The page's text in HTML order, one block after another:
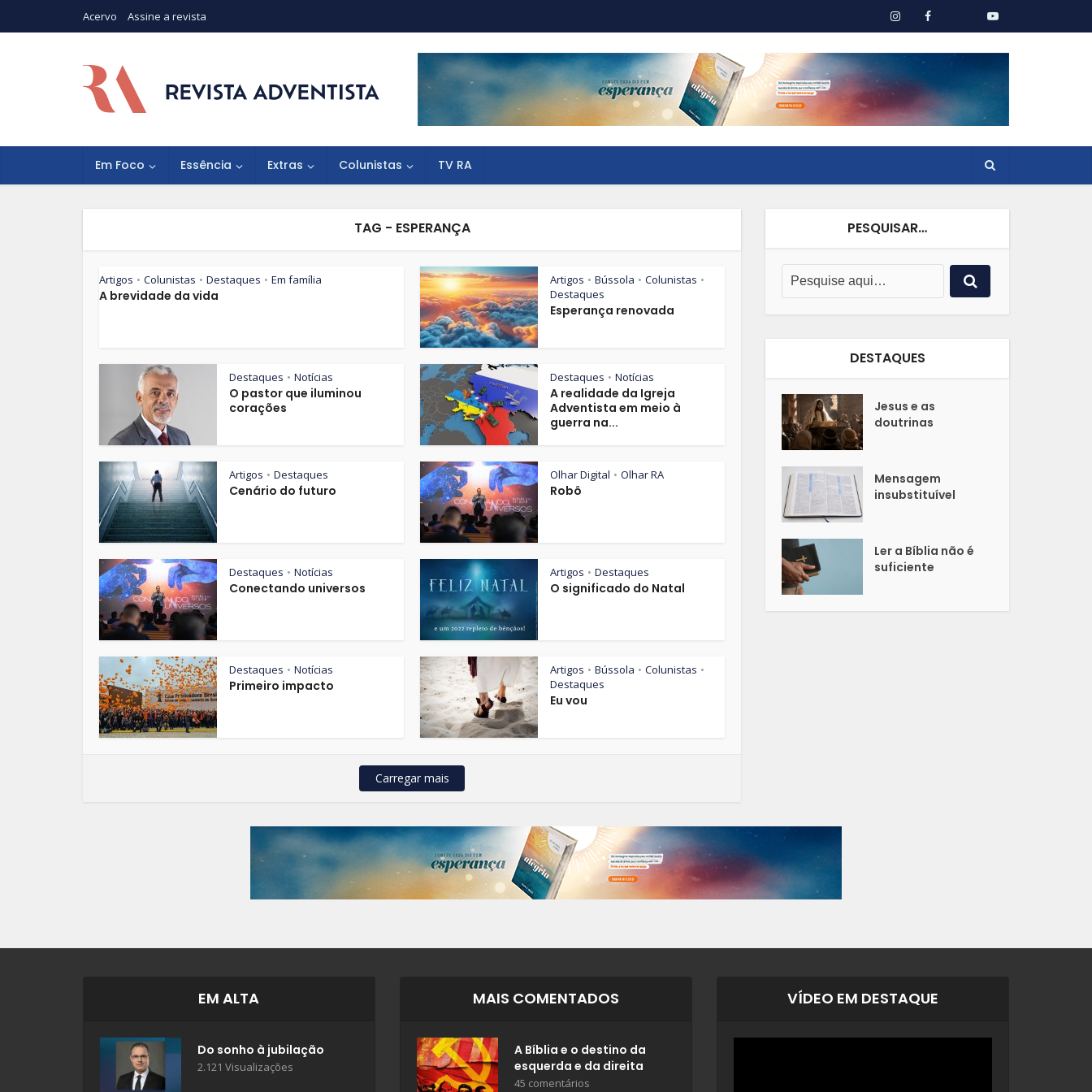
Acervo Assine a revista
Em Foco Essência Extras Colunistas TV RA
TAG - ESPERANÇA
Artigos • Colunistas • Destaques • Em família
A brevidade da vida
Artigos • Bússola • Colunistas •
Destaques
Esperança renovada
Destaques • Notícias
O pastor que iluminou
corações
Destaques • Notícias
A realidade da Igreja
Adventista em meio à
guerra na...
Artigos • Destaques
Cenário do futuro
Olhar Digital • Olhar RA
Robô
Destaques • Notícias
Conectando universos
Artigos • Destaques
O significado do Natal
Destaques • Notícias
Primeiro impacto
Artigos • Bússola • Colunistas •
Destaques
Eu vou
Carregar mais
PESQUISAR…
DESTAQUES
Jesus e as
doutrinas
Mensagem
insubstituível
Ler a Bíblia não é
suficiente
EM ALTA
Do sonho à jubilação
2.121 Visualizações
MAIS COMENTADOS
A Bíblia e o destino da
esquerda e da direita
45 comentários
VÍDEO EM DESTAQUE